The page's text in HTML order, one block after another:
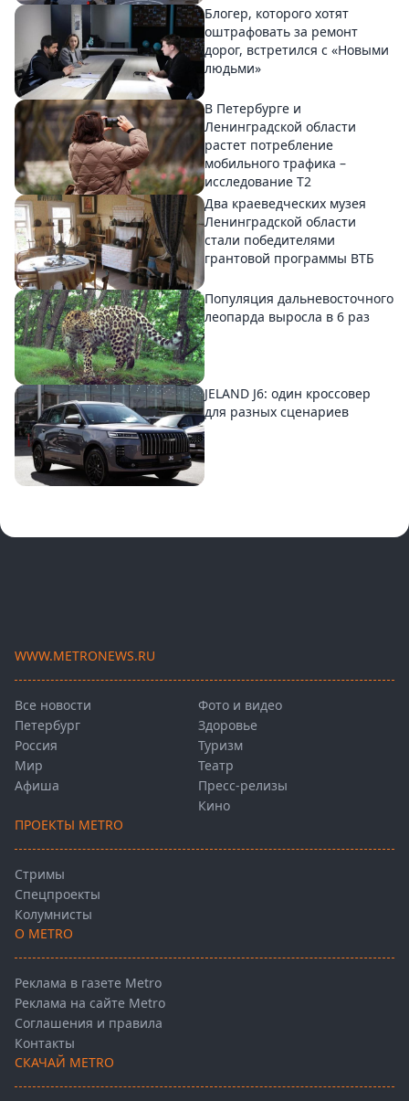
Блогер, которого хотят
оштрафовать за ремонт
дорог, встретился с «Новыми
людьми»
В Петербурге и
Ленинградской области
растет потребление
мобильного трафика –
исследование T2
Два краеведческих музея
Ленинградской области
стали победителями
грантовой программы ВТБ
Популяция дальневосточного
леопарда выросла в 6 раз
JELAND J6: один кроссовер
для разных сценариев
WWW.METRONEWS.RU
Все новости
Петербург
Россия
Мир
Афиша
Фото и видео
Здоровье
Туризм
Театр
Пресс-релизы
Кино
ПРОЕКТЫ METRO
Стримы
Спецпроекты
Колумнисты
О METRO
Реклама в газете Metro
Реклама на сайте Metro
Соглашения и правила
Контакты
СКАЧАЙ METRO